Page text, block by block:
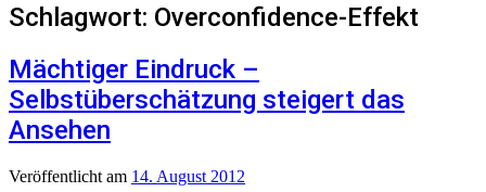
Schlagwort: Overconfidence-Effekt
Mächtiger Eindruck –
Selbstüberschätzung steigert das
Ansehen
Veröffentlicht am 14. August 2012